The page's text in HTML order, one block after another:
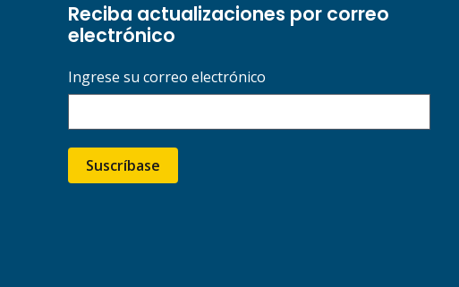
Reciba actualizaciones por correo
electrónico
Ingrese su correo electrónico
Suscríbase